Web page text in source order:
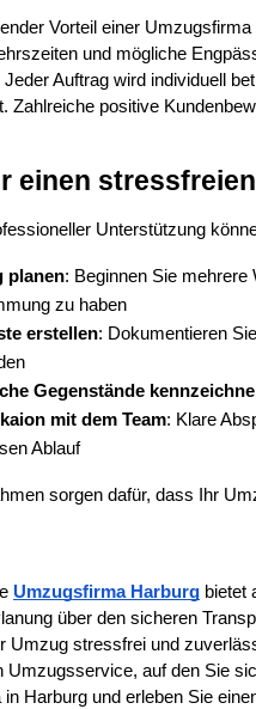
Vorteil einer
und mögliche
Auftrag wird individuell
Zahlreiche positive
einen
Unterstützung
planen: Beginnen Sie
zu haben
erstellen: Dokumentieren
Gegenstände
mit dem Team: Klare
Ablauf
sorgen dafür, dass Ihr
Umzugsfirma Harburg bietet
über den sicheren
Umzug stressfrei und
Umzugsservice, auf den Sie
Harburg und erleben Sie